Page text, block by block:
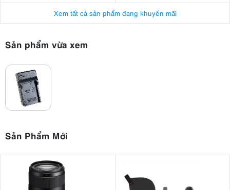
Xem tất cả sản phẩm đang khuyến mãi
Sản phẩm vừa xem
Sản Phẩm Mới